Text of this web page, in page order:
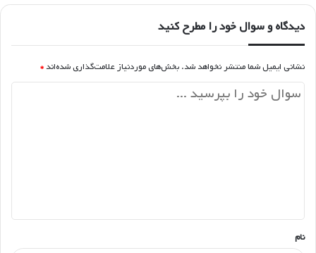
دیدگاه و سوال خود را مطرح کنید
نشانی ایمیل شما منتشر نخواهد شد. بخش‌های موردنیاز علامت‌گذاری شده‌اند *
*
نام